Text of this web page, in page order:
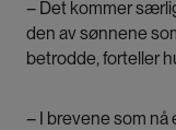
– Det kommer
den av sønnene
betrodde, forteller
– I brevene som nå